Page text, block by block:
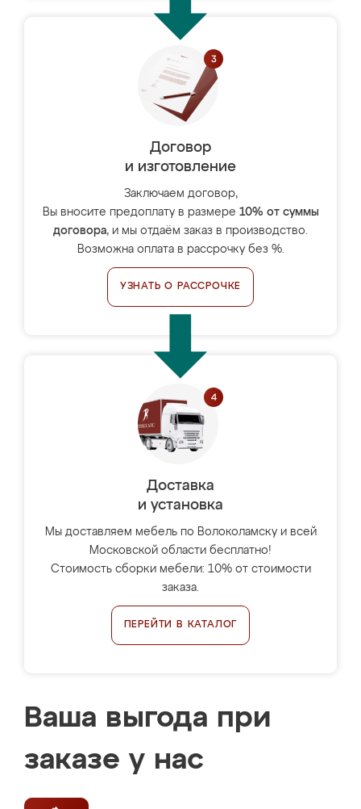
Договор
и изготовление
Заключаем договор,
Вы вносите предоплату в размере 10% от суммы
договора, и мы отдаём заказ в производство.
Возможна оплата в рассрочку без %.
УЗНАТЬ О РАССРОЧКЕ
Доставка
и установка
Мы доставляем мебель по Волоколамску и всей
Московской области бесплатно!
Стоимость сборки мебели: 10% от стоимости
заказа.
ПЕРЕЙТИ В КАТАЛОГ
Ваша выгода при
заказе у нас